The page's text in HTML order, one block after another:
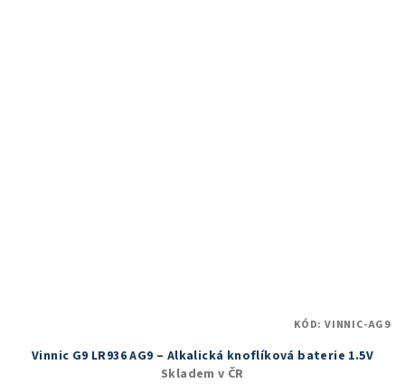
Vinnic G9 LR936 AG9 – Alkalická knoflíková baterie 1.5V
Skladem v ČR
KÓD: VINNIC-AG9